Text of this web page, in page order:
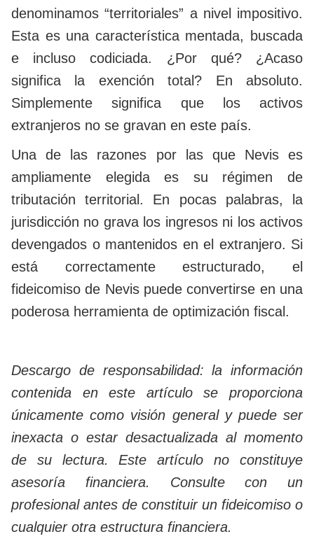
denominamos “territoriales” a nivel impositivo.
Esta es una característica mentada, buscada
e incluso codiciada. ¿Por qué? ¿Acaso
significa la exención total? En absoluto.
Simplemente significa que los activos
extranjeros no se gravan en este país.
Una de las razones por las que Nevis es
ampliamente elegida es su régimen de
tributación territorial. En pocas palabras, la
jurisdicción no grava los ingresos ni los activos
devengados o mantenidos en el extranjero. Si
está correctamente estructurado, el
fideicomiso de Nevis puede convertirse en una
poderosa herramienta de optimización fiscal.
Descargo de responsabilidad: la información
contenida en este artículo se proporciona
únicamente como visión general y puede ser
inexacta o estar desactualizada al momento
de su lectura. Este artículo no constituye
asesoría financiera. Consulte con un
profesional antes de constituir un fideicomiso o
cualquier otra estructura financiera.